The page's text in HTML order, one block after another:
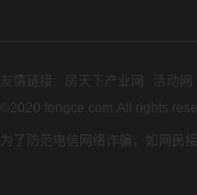
友情链接: 房天下产业网 活动网
©2020 fongce.com.All rights
为了防范电信网络诈骗，如网民